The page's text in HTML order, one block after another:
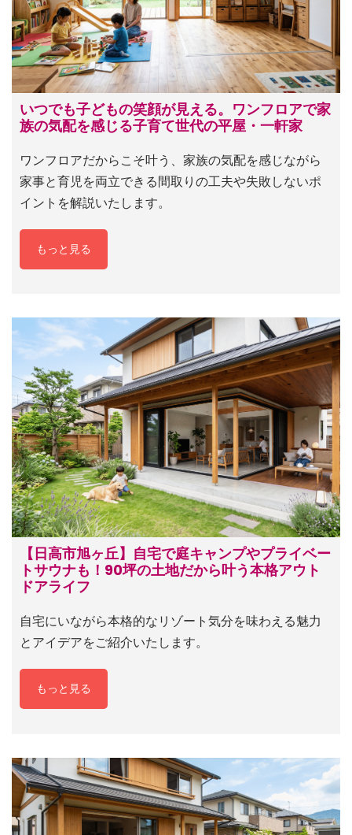
いつでも子どもの笑顔が見える。ワンフロアで家
族の気配を感じる子育て世代の平屋・一軒家
ワンフロアだからこそ叶う、家族の気配を感じながら
家事と育児を両立できる間取りの工夫や失敗しないポ
イントを解説いたします。
もっと見る
【日高市旭ヶ丘】自宅で庭キャンプやプライベー
トサウナも！90坪の土地だから叶う本格アウト
ドアライフ
自宅にいながら本格的なリゾート気分を味わえる魅力
とアイデアをご紹介いたします。
もっと見る